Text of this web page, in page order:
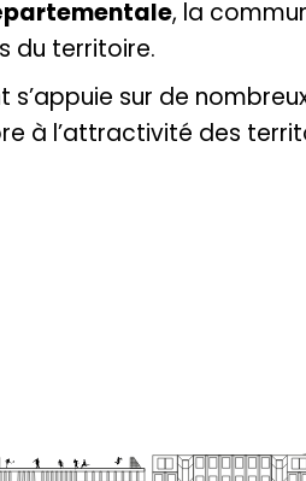
, la
du territoire.
s’appuie sur de
à l’attractivité des